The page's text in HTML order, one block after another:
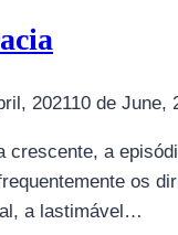
202110 de June,
crescente, a
os
a lastimável…